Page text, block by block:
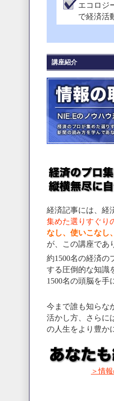
エコロジ
で経済活
講座紹介
経済記事には、経
集めた選りすぐり
なし、使いこなし
が、この講座であ
約1500名の経済の
する圧倒的な知識
1500名の頭脳を手
今まで誰も知らな
活かし方、さらに
の人生をより豊か
＞情